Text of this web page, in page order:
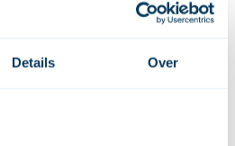
Details Over
insulinen, orale
middelen.